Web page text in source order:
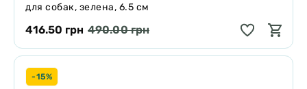
для собак, зелена, 6.5 см
416.50 грн 490.00 грн
-15%